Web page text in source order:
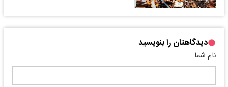
دیدگاهتان را بنویسید
نام شما